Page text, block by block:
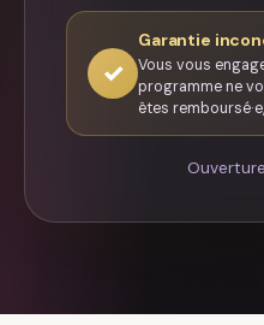
✓
Garantie
Vous vous
programme ne
êtes